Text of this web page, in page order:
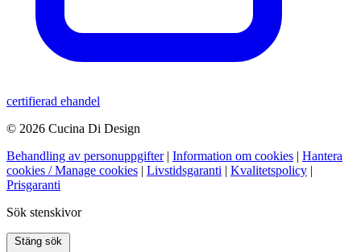
certifierad ehandel
© 2026 Cucina Di Design
Behandling av personuppgifter | Information om cookies | Hantera
cookies / Manage cookies | Livstidsgaranti | Kvalitetspolicy |
Prisgaranti
Sök stenskivor
Stäng sök